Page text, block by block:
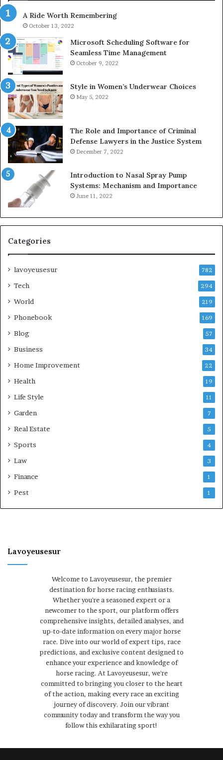
A Ride Worth Remembering
October 13, 2022
Microsoft Scheduling Software for
Seamless Time Management
October 9, 2022
Style in Women’s Underwear Choices
May 5, 2022
The Role and Importance of Criminal
Defense Lawyers in the Justice System
December 7, 2022
Introduction to Nasal Spray Pump
Systems: Mechanism and Importance
June 11, 2022
Categories
lavoyeusesur 782
Tech 294
World 219
Phonebook 169
Blog 57
Business 34
Home Improvement 22
Health 19
Life Style 11
Garden 7
Real Estate 5
Sports 4
Law 3
Finance 1
Pest 1
Lavoyeusesur
Welcome to Lavoyeusesur, the premier
destination for horse racing enthusiasts.
Whether you're a seasoned expert or a
newcomer to the sport, our platform offers
comprehensive insights, detailed analyses, and
up-to-date information on every major horse
race. Dive into our world of expert tips, race
predictions, and exclusive content designed to
enhance your experience and knowledge of
horse racing. At Lavoyeusesur, we're
committed to bringing you closer to the heart
of the action, making every race an exciting
journey of discovery. Join our vibrant
community today and transform the way you
follow this exhilarating sport!